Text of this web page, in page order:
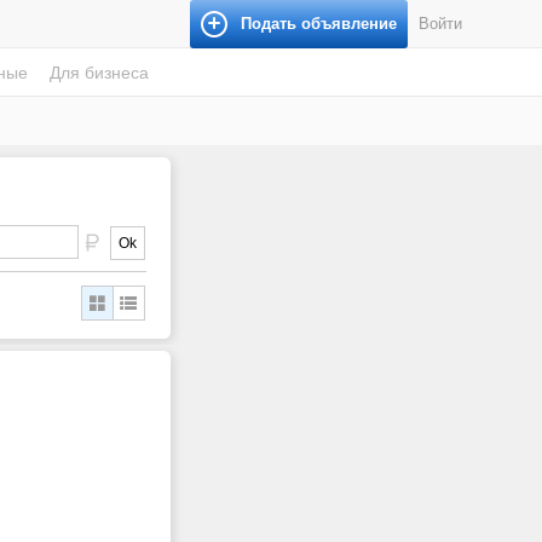
Подать объявление Войти
Для бизнеса
Ok